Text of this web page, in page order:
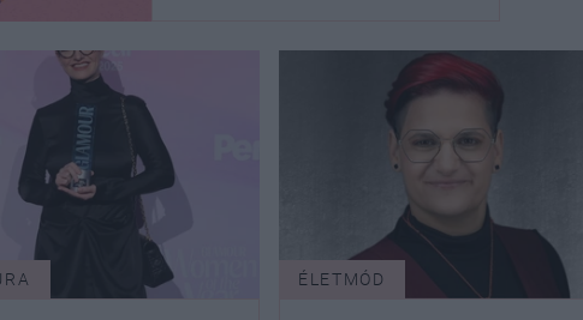
ÉLETMÓD